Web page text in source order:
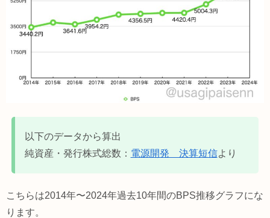
以下のデータから算出
純資産・発行株式総数： 電源開発 決算短信より
こちらは2014年〜2024年過去10年間のBPS推移グラフにな
ります。